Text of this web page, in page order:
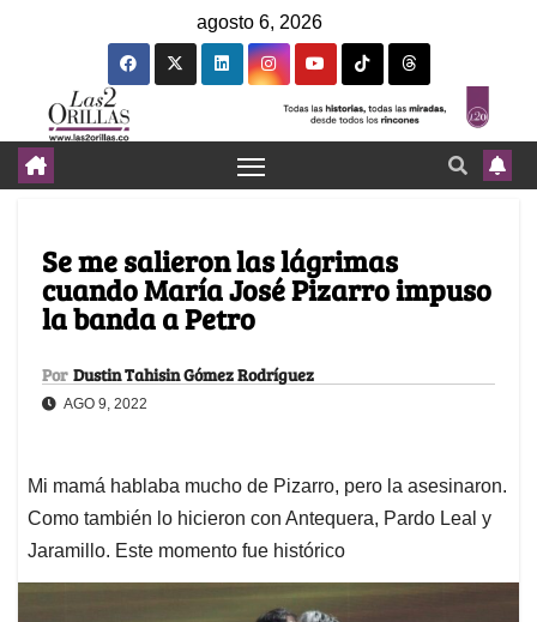
agosto 6, 2026
Se me salieron las lágrimas
cuando María José Pizarro impuso
la banda a Petro
Por Dustin Tahisin Gómez Rodríguez
AGO 9, 2022
Mi mamá hablaba mucho de Pizarro, pero la asesinaron.
Como también lo hicieron con Antequera, Pardo Leal y
Jaramillo. Este momento fue histórico